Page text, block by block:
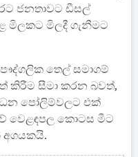
ජනතාවට ඩීසල්
මිලකට මිලදී ගැනීමට
තෙල් සමාගම්
කිරීම සීමා කරන බවත්,
පෝලිම්වලට එක්
වෙළඳපල කොටස මීට
අගයකයි.